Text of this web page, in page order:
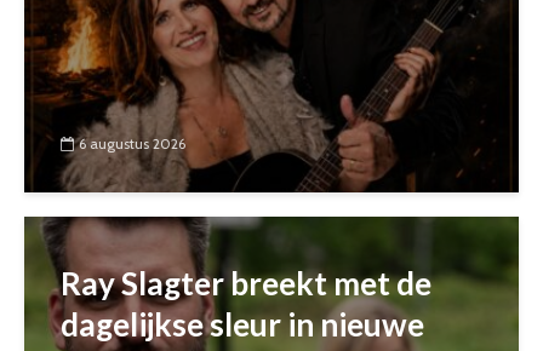
6 augustus 2026
Ray Slagter breekt met de
dagelijkse sleur in nieuwe